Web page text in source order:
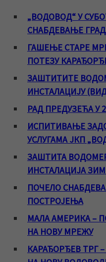
„ВОДОВОД“ У
СНАБДЕВАЊЕ
ГАШЕЊЕ СТАРЕ
ПОТЕЗУ
ЗАШТИТИТЕ
ИНСТАЛАЦИЈУ
РАД ПРЕДУЗЕЋА У
ИСПИТИВАЊЕ
УСЛУГАМА ЈКП
ЗАШТИТА
ИНСТАЛАЦИЈА
ПОЧЕЛО
ПОСТРОЈЕЊА
МАЛА АМЕРИКА –
НА НОВУ МРЕЖУ
КАРАЂОРЂЕВ ТРГ